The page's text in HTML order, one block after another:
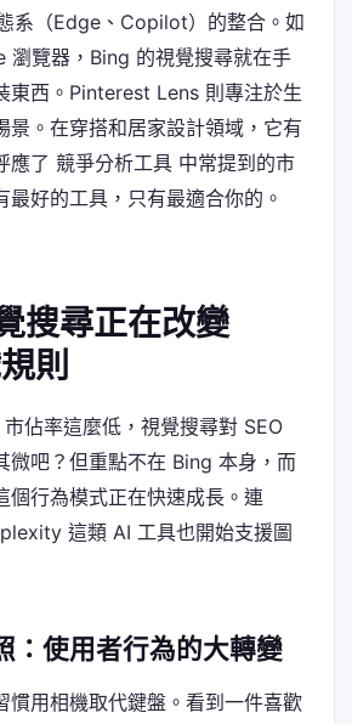
系（Edge、Copilot）的整合。如
瀏覽器，Bing 的視覺搜尋就在手
東西。Pinterest Lens 則專注於生
景。在穿搭和居家設計領域，它有
應了 競爭分析工具 中常提到的市
最好的工具，只有最適合你的。
搜尋正在改變
則
佔率這麼低，視覺搜尋對 SEO
微吧？但重點不在 Bing 本身，而
個行為模式正在快速成長。連
這類 AI 工具也開始支援圖
：使用者行為的大轉變
慣用相機取代鍵盤。看到一件喜歡